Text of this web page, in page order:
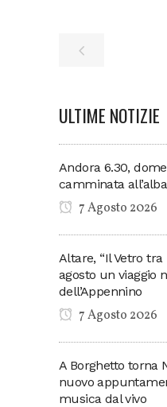
ULTIME NOTIZIE
Andora 6.30,
camminata all’alba
7 Agosto 2026
Altare, “Il Vetro
agosto un viaggio
dell’Appennino
7 Agosto 2026
A Borghetto torna
nuovo
musica dal vivo